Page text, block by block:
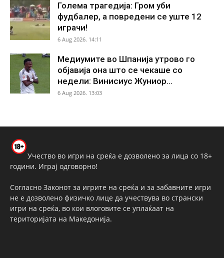
Голема трагедија: Гром уби
фудбалер, а повредени се уште 12
играчи!
6 Aug 2026. 14:11
Медиумите во Шпанија утрово го
објавија она што се чекаше со
недели: Винисиус Жуниор...
6 Aug 2026. 13:03
Учество во игри на среќа е дозволено за лица со 18+
години. Играј одговорно!
Согласно Законот за игрите на среќа и за забавните игри
не е дозволено физичко лице да учествува во странски
игри на среќа, во кои влоговите се уплаќаат на
територијата на Македонија.